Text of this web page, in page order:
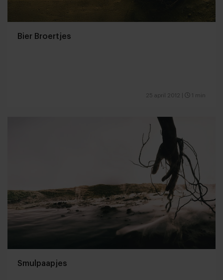
Bier Broertjes
25 april 2012 1 min
Smulpaapjes